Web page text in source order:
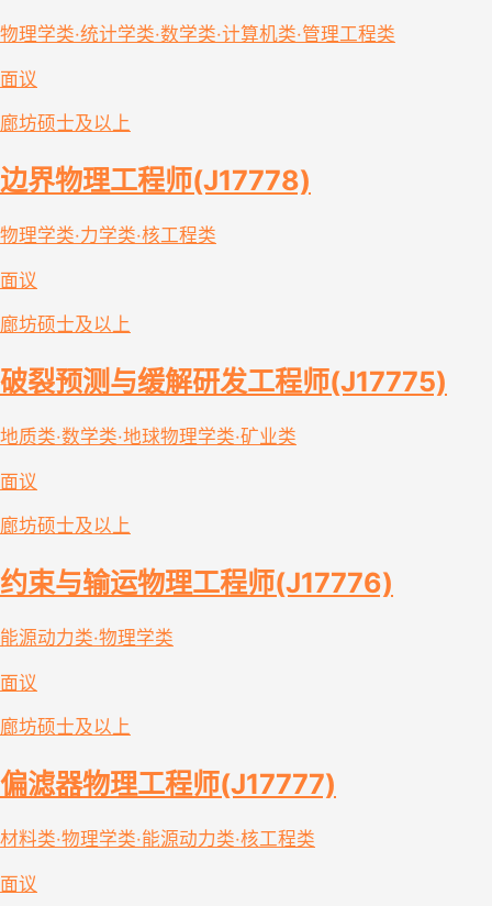
物理学类·统计学类·数学类·计算机类·管理工程类
面议
廊坊硕士及以上
边界物理工程师(J17778)
物理学类·力学类·核工程类
面议
廊坊硕士及以上
破裂预测与缓解研发工程师(J17775)
地质类·数学类·地球物理学类·矿业类
面议
廊坊硕士及以上
约束与输运物理工程师(J17776)
能源动力类·物理学类
面议
廊坊硕士及以上
偏滤器物理工程师(J17777)
材料类·物理学类·能源动力类·核工程类
面议